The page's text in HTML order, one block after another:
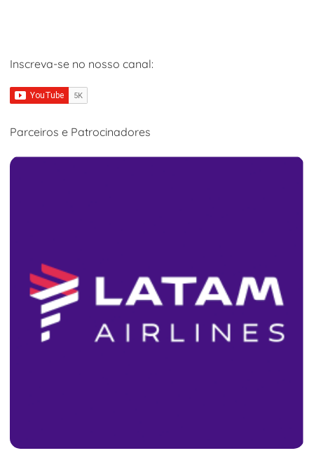
Inscreva-se no nosso canal:
Parceiros e Patrocinadores